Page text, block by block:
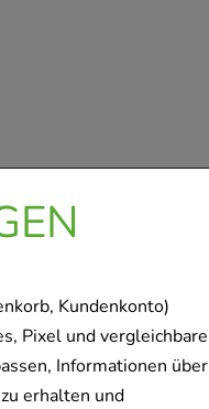
Kundenkonto)
Pixel und vergleichbare
Informationen über
erhalten und